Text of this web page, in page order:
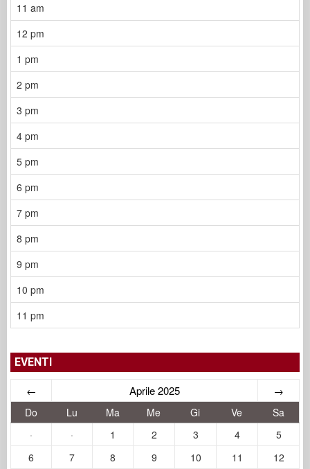
11 am
12 pm
1 pm
2 pm
3 pm
4 pm
5 pm
6 pm
7 pm
8 pm
9 pm
10 pm
11 pm
EVENTI
← Aprile 2025 →
Do Lu Ma Me Gi Ve
Sa
·
· 1 2 3 4
5
6
7 8 9 10 11 12